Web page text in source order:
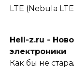
LTE (Nebula
Hell-z.ru -
электроники
Как бы не